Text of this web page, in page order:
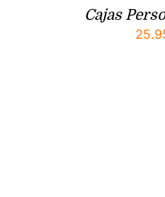
Cajas